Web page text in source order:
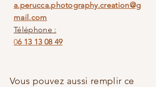
a.perucca.photography.creation@g
mail.com
Téléphone :
06 13 13 08 49
Vous pouvez aussi remplir ce